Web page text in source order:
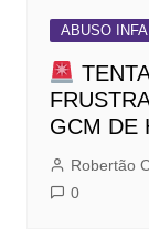
ABUSO
GCM DE
Robertão
0